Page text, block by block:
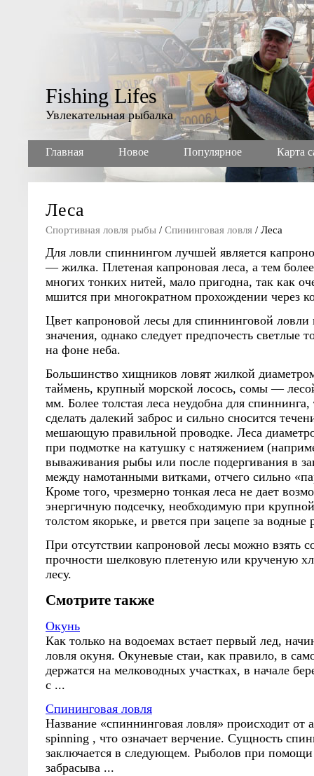
Fishing Lifes
Увлекательная рыбалка
Главная Новое Популярное Карта
Леса
Спортивная ловля рыбы / Спининговая ловля / Леса
Для ловли спиннингом лучшей является
— жилка. Плетеная капроновая леса, а тем
многих тонких нитей, мало пригодна, так как
мшится при многократном прохождении через
Цвет капроновой лесы для спиннинговой ловли
значения, однако следует предпочесть светлые
на фоне неба.
Большинство хищников ловят жилкой
таймень, крупный морской лосось, сомы —
мм. Более толстая леса неудобна для спиннинга,
сделать далекий заброс и сильно сносится
мешающую правильной проводке. Леса
при подмотке на катушку с натяжением
вываживания рыбы или после подергивания в
между намотанными витками, отчего сильно
Кроме того, чрезмерно тонкая леса не дает
энергичную подсечку, необходимую при
толстом якорьке, и рвется при зацепе за водные
При отсутствии капроновой лесы можно взять
прочности шелковую плетеную или крученую
лесу.
Смотрите также
Окунь
Как только на водоемах встает первый лед,
ловля окуня. Окуневые стаи, как правило, в
держатся на мелководных участках, в начале
с ...
Спининговая ловля
Название «спиннинговая ловля» происходит от
spinning , что означает верчение. Сущность
заключается в следующем. Рыболов при
забрасыва ...